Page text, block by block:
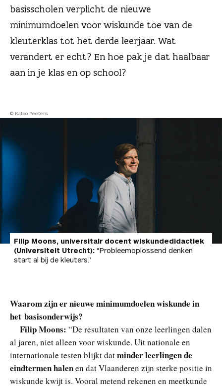
basisscholen verplicht de nieuwe
minimumdoelen voor wiskunde toe van de
kleuterklas tot het derde leerjaar. Wat
verandert er echt? En hoe pak je dat haalbaar
aan in je klas en op school?
© Katoo Peeters
Filip Moons, universitair docent wiskundedidactiek
(Universiteit Utrecht): “Probleemoplossend denken
start al bij de kleuters.”
Waarom zijn er nieuwe minimumdoelen wiskunde in
het basisonderwijs?
Filip Moons: “De resultaten van onze leerlingen dalen
al jaren, niet alleen voor wiskunde. Uit nationale en
internationale testen blijkt datminder leerlingen de
eindtermen halenen dat Vlaanderen zijn sterke positie in
wiskunde kwijt is. Vooral metend rekenen en meetkunde